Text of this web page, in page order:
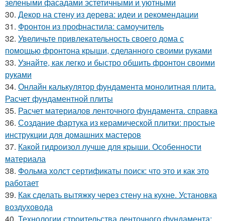
30. Декор на стену из дерева: идеи и рекомендации
31. Фронтон из профнастила: самоучитель
32. Увеличьте привлекательность своего дома с
помощью фронтона крыши, сделанного своими руками
33. Узнайте, как легко и быстро обшить фронтон своими
руками
34. Онлайн калькулятор фундамента монолитная плита.
Расчет фундаментной плиты
35. Расчет материалов ленточного фундамента. справка
36. Создание фартука из керамической плитки: простые
инструкции для домашних мастеров
37. Какой гидроизол лучше для крыши. Особенности
материала
38. Фольма холст сертификаты поиск: что это и как это
работает
39. Как сделать вытяжку через стену на кухне. Установка
воздуховода